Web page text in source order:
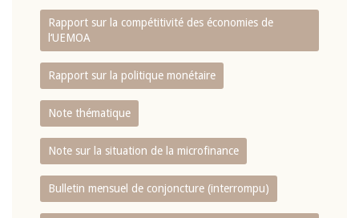
Rapport sur la compétitivité des économies de
l‘UEMOA
Rapport sur la politique monétaire
Note thématique
Note sur la situation de la microfinance
Bulletin mensuel de conjoncture (interrompu)